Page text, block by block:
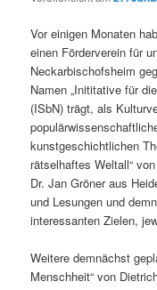
Vor einigen Monaten
einen Förderverein für
Neckarbischofsheim
Namen „Inititative für
(ISbN) trägt, als
kunstgeschichtlichen
rätselhaftes Weltall“
Dr. Jan Gröner aus
und Lesungen und
interessanten Zielen,
Weitere demnächst
Menschheit“ von